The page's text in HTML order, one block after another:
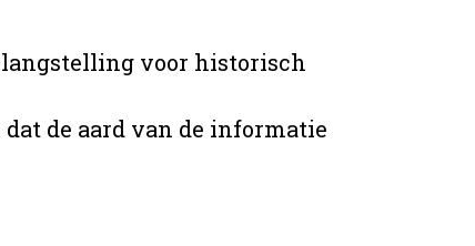
voor historisch
de aard van de informatie